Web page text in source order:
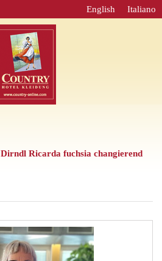
Italiano
English
Dirndl Ricarda fuchsia changierend